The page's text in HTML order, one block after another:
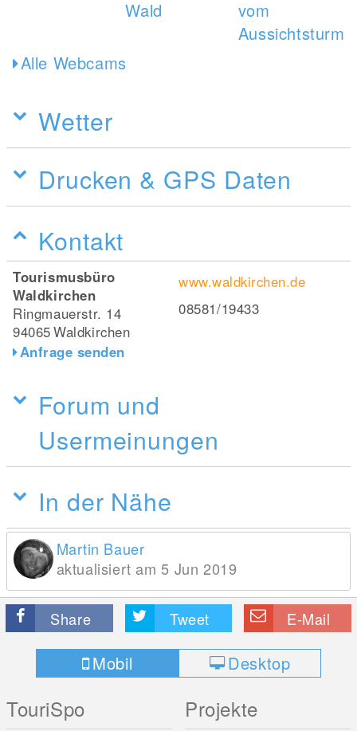
Alle Webcams
Wetter
Drucken & GPS Daten
Kontakt
Tourismusbüro
Waldkirchen
Ringmauerstr. 14
94065Waldkirchen
Anfrage senden
www.waldkirchen.de
08581/19433
Forum und
Usermeinungen
In der Nähe
Martin Bauer
aktualisiert am 5 Jun 2019
Share Tweet E-Mail
Mobil Desktop
TouriSpo Projekte